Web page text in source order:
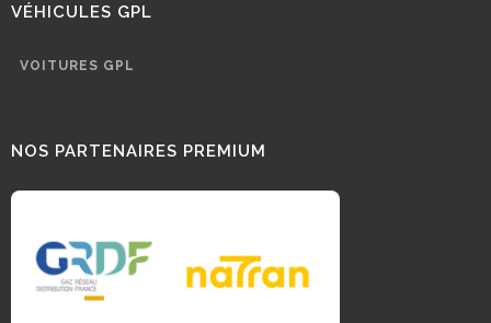
VÉHICULES GPL
VOITURES GPL
NOS PARTENAIRES PREMIUM